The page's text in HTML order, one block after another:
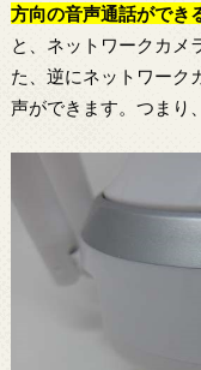
方向の音声通話ができ
と、ネットワークカメ
た、逆にネットワーク
声ができます。つまり